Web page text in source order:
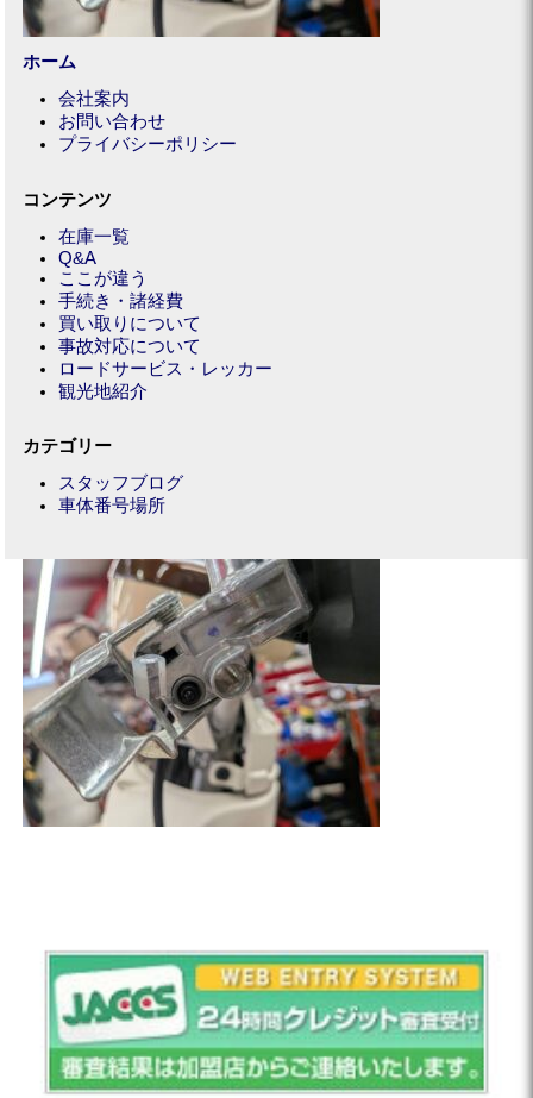
ホーム
会社案内
お問い合わせ
プライバシーポリシー
コンテンツ
在庫一覧
Q&A
ここが違う
手続き・諸経費
買い取りについて
事故対応について
ロードサービス・レッカー
観光地紹介
カテゴリー
スタッフブログ
車体番号場所